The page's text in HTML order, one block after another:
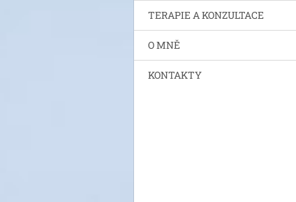
TERAPIE A KONZULTACE
O MNĚ
KONTAKTY